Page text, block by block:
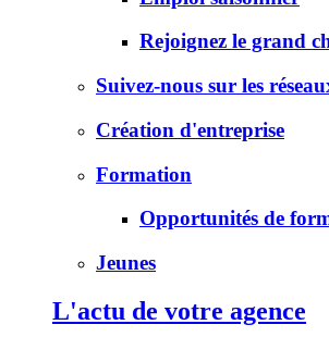
Rejoignez le grand
Suivez-nous sur les
Création d'entreprise
Formation
Opportunités de
Jeunes
L'actu de votre agence